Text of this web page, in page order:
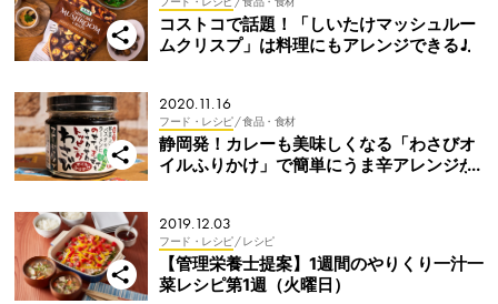
コストコで話題！「しいたけマッシュルー
ムクリスプ」は料理にもアレンジできる♪
2020.11.16
フード・レシピ/ 食品・食材
静岡発！カレーも美味しくなる「わさびオ
イルふりかけ」で簡単にうま辛アレンジが
2019.12.03
フード・レシピ/ レシピ
【管理栄養士提案】1週間のやりくり一汁一
菜レシピ第1週（火曜日）